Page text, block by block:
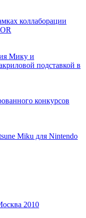
коллаборации
Мику и
подставкой в
конкурсов
Miku для Nintendo
2010